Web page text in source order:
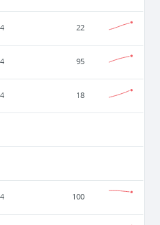
22
95
18
100